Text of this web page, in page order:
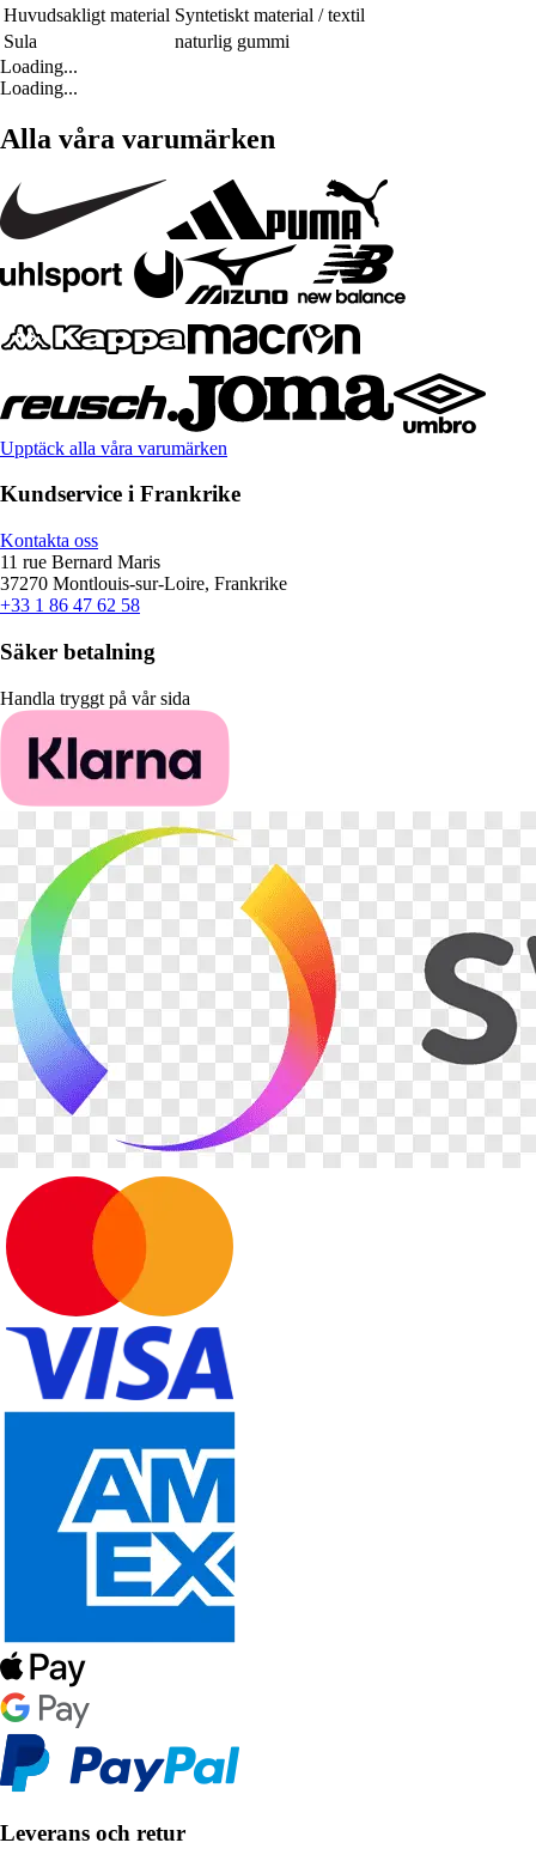
Huvudsakligt material Syntetiskt material / textil
Sula
naturlig gummi
Loading...
Loading...
Alla våra varumärken
Upptäck alla våra varumärken
Kundservice i Frankrike
Kontakta oss
11 rue Bernard Maris
37270 Montlouis-sur-Loire, Frankrike
+33 1 86 47 62 58
Säker betalning
Handla tryggt på vår sida
Leverans och retur